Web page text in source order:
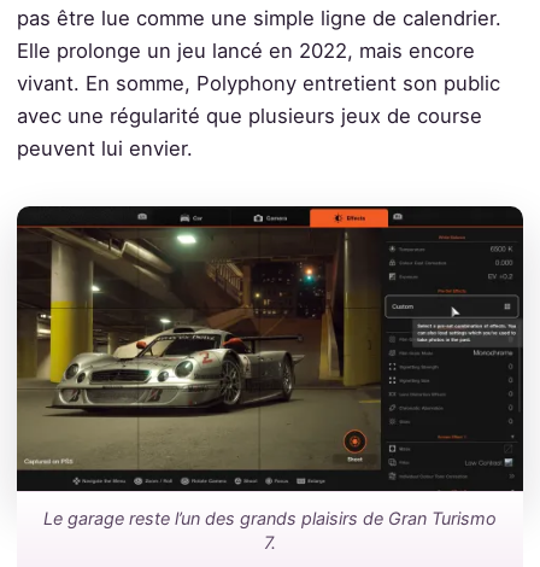
pas être lue comme une simple ligne de calendrier.
Elle prolonge un jeu lancé en 2022, mais encore
vivant. En somme, Polyphony entretient son public
avec une régularité que plusieurs jeux de course
peuvent lui envier.
Le garage reste l’un des grands plaisirs de Gran Turismo
7.